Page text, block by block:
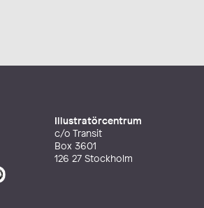
Illustratörcentrum
c/o Transit
Box 3601
126 27 Stockholm